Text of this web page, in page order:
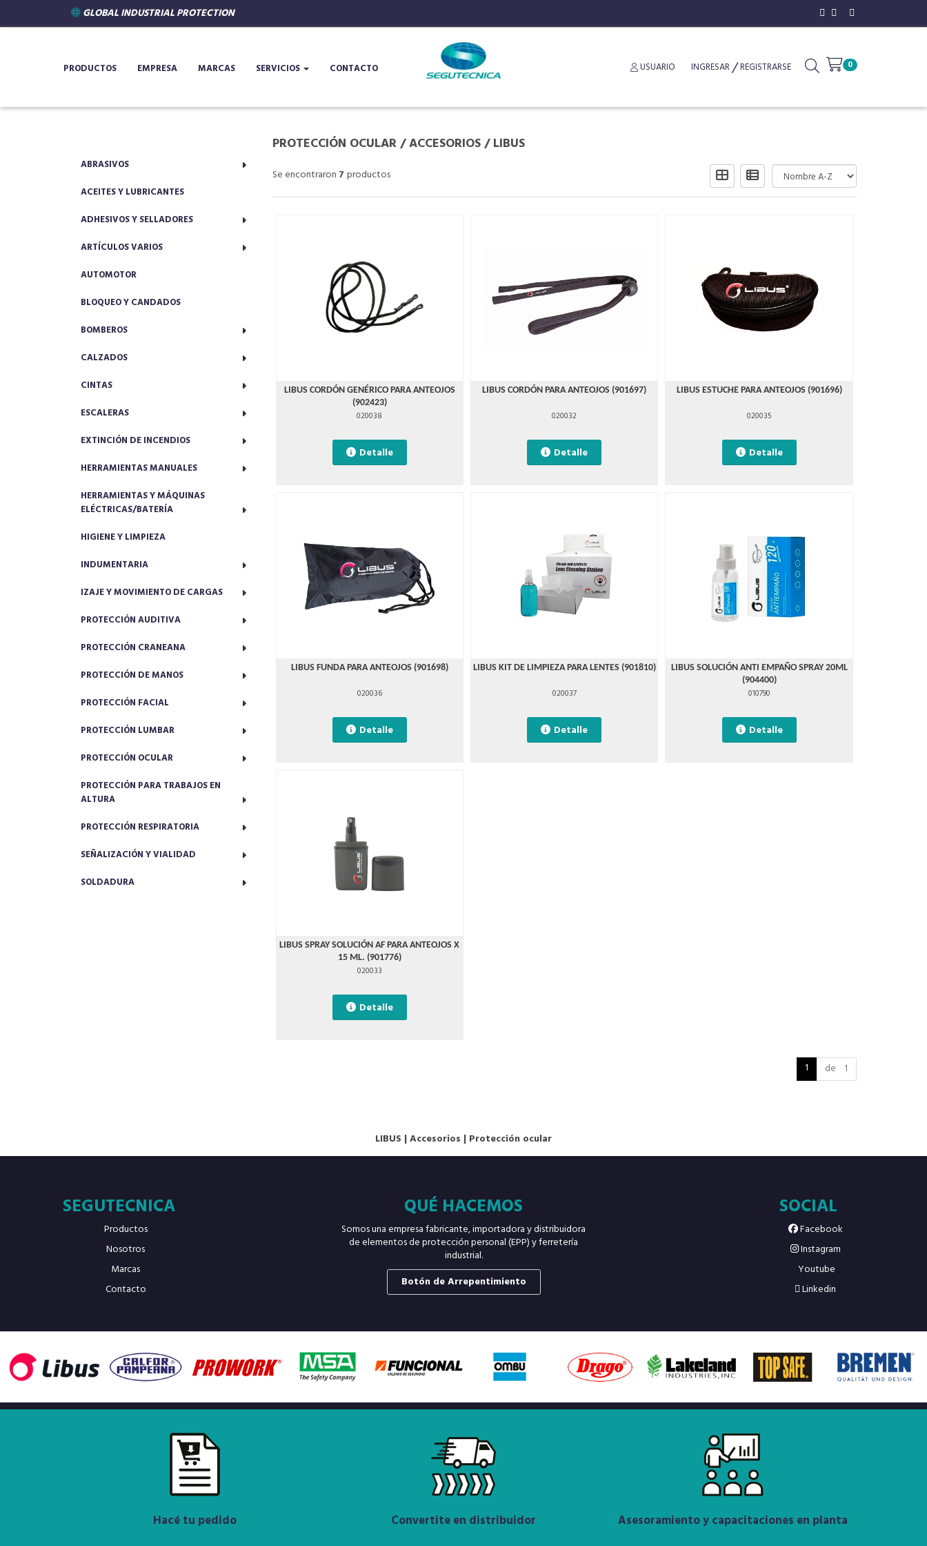
GLOBAL INDUSTRIAL PROTECTION
USUARIO INGRESAR REGISTRARSE 0
PRODUCTOS EMPRESA MARCAS SERVICIOS CONTACTO
ABRASIVOS
ACEITES Y LUBRICANTES
ADHESIVOS Y SELLADORES
ARTÍCULOS VARIOS
AUTOMOTOR
BLOQUEO Y CANDADOS
BOMBEROS
CALZADOS
CINTAS
ESCALERAS
EXTINCIÓN DE INCENDIOS
HERRAMIENTAS MANUALES
HERRAMIENTAS Y MÁQUINAS
ELÉCTRICAS/BATERÍA
HIGIENE Y LIMPIEZA
INDUMENTARIA
IZAJE Y MOVIMIENTO DE CARGAS
PROTECCIÓN AUDITIVA
PROTECCIÓN CRANEANA
PROTECCIÓN DE MANOS
PROTECCIÓN FACIAL
PROTECCIÓN LUMBAR
PROTECCIÓN OCULAR
PROTECCIÓN PARA TRABAJOS EN
ALTURA
PROTECCIÓN RESPIRATORIA
SEÑALIZACIÓN Y VIALIDAD
SOLDADURA
PROTECCIÓN OCULAR/ACCESORIOS/LIBUS
Se encontraron 7 productos
LIBUS CORDÓN GENÉRICO PARA ANTEOJOS
(902423)
020038
Detalle
LIBUS CORDÓN PARA ANTEOJOS (901697)
020032
Detalle
LIBUS ESTUCHE PARA ANTEOJOS (901696)
020035
Detalle
LIBUS FUNDA PARA ANTEOJOS (901698)
020036
Detalle
LIBUS KIT DE LIMPIEZA PARA LENTES (901810)
020037
Detalle
LIBUS SOLUCIÓN ANTI EMPAÑO SPRAY 20ML
(904400)
010790
Detalle
LIBUS SPRAY SOLUCIÓN AF PARA ANTEOJOS X
15 ML. (901776)
020033
Detalle
1 de 1
LIBUS |Accesorios | Protección ocular
SEGUTECNICA
Productos
Nosotros
Marcas
Contacto
QUÉ HACEMOS
Somos una empresa fabricante, importadora y distribuidora
de elementos de protección personal (EPP) y ferretería
industrial.
Botón de Arrepentimiento
SOCIAL
Facebook
Instagram
Youtube
Linkedin
Hacé tu pedido Convertite en distribuidor Asesoramiento y capacitaciones en planta